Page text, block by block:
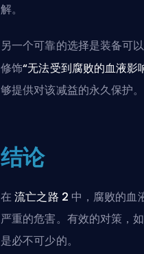
解。
另一个可靠的选择是装备可
修饰“无法受到腐败的血液影
够提供对该减益的永久保护。
结论
在流亡之路 2 中，腐败的血
严重的危害。有效的对策，
是必不可少的。